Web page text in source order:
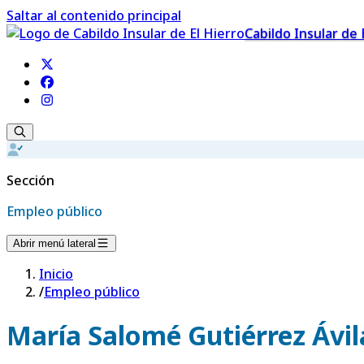
Saltar al contenido principal
Cabildo Insular de
Sección
Empleo público
Abrir menú lateral
Inicio
/Empleo público
María Salomé Gutiérrez